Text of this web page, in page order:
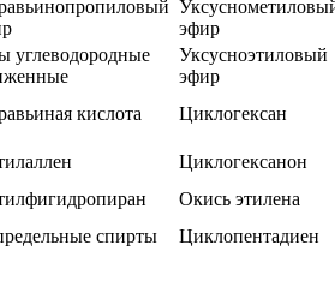
эфир
углеводородные
Уксусноэтиловый
эфир
кислота
Циклогексан
Циклогексанон
Окись этилена
спирты
Циклопентадиен